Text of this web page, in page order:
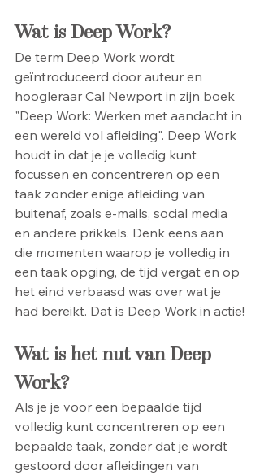
Wat is Deep Work?
De term Deep Work wordt
geïntroduceerd door auteur en
hoogleraar Cal Newport in zijn boek
"Deep Work: Werken met aandacht in
een wereld vol afleiding". Deep Work
houdt in dat je je volledig kunt
focussen en concentreren op een
taak zonder enige afleiding van
buitenaf, zoals e-mails, social media
en andere prikkels. Denk eens aan
die momenten waarop je volledig in
een taak opging, de tijd vergat en op
het eind verbaasd was over wat je
had bereikt. Dat is Deep Work in actie!
Wat is het nut van Deep
Work?
Als je je voor een bepaalde tijd
volledig kunt concentreren op een
bepaalde taak, zonder dat je wordt
gestoord door afleidingen van